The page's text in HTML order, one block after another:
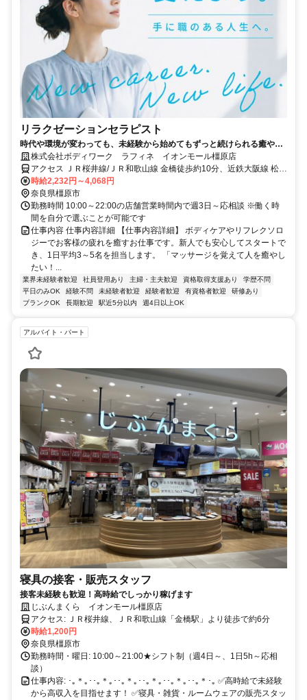
リラクゼーションセラピスト
時代や環境が変わっても、未経験から始めてもずっと続けられる癒やし
の仕事。手に職を身につけて、生き方を変えよう。
株式会社ボディワーク ラフィネ イオンモール橿原店
アクセス ＪＲ桜井線/ＪＲ和歌山線 金橋徒歩約10分、近鉄大阪線 松塚
徒歩約26分、近鉄南大阪線 坊城徒歩約19分 最寄駅：金橋大和八木駅
時給2,232円～4,068円
奈良県橿原市
勤務時間 10:00～22:00の店舗営業時間内で週3日～応相談 ※働く時
間を自分で選ぶことが可能です
仕事内容 仕事内容詳細 【仕事内容詳細】 ボディケアやリフレクソロ
ジーでお客様の疲れを癒すお仕事です。新人でも安心してスタートで
き、1日平均3～5名を担当します。 「マッサージを覚えて人を癒やし
たい！...
業界未経験者歓迎 社員登用あり 主婦・主夫歓迎 資格取得支援あり
学歴不問
平日のみOK
経験不問 未経験者歓迎 経験者歓迎 有資格者歓迎
研修あり
ブランクOK
長期歓迎 駅近5分以内 週4日以上OK
アルバイト・パート
寝具の接客・販売スタッフ
接客未経験も歓迎！高時給でしっかり稼げます
じぶんまくら イオンモール橿原店
アクセス: ＪＲ桜井線、ＪＲ和歌山線「金橋駅」より徒歩で約6分
時給1,200円
奈良県橿原市
勤務時間・曜日: 10:00～21:00★シフト制（週4日～、1日5h～応相
談）
仕事内容: ･｡＊｡･･｡＊｡･･｡＊｡･･｡＊｡･･｡＊｡･･｡＊･｡ ✅高時給で未経験
から高収入を目指せます！ ✅寝具・雑貨・ルームウェアの販売スタッ